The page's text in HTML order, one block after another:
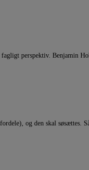
perspektiv. Benjamin
og den skal søsættes.